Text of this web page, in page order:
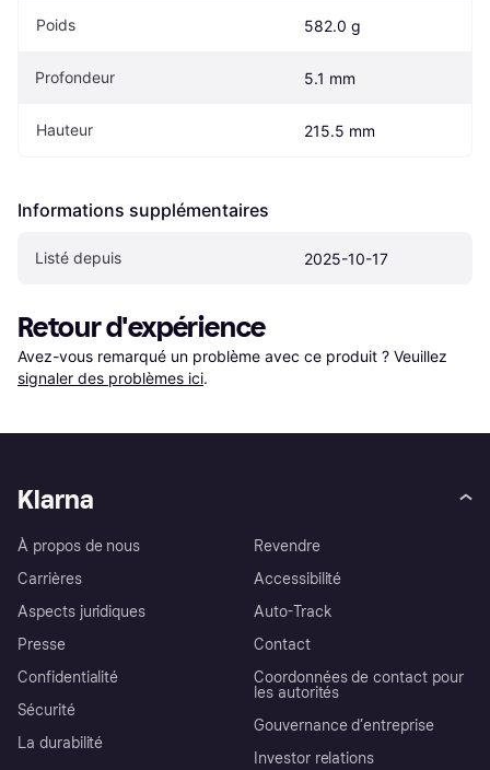
Poids 582.0 g
Profondeur 5.1 mm
Hauteur 215.5 mm
Informations supplémentaires
Listé depuis 2025-10-17
Retour d'expérience
Avez-vous remarqué un problème avec ce produit ? Veuillez
signaler des problèmes ici.
Klarna
À propos de nous
Carrières
Aspects juridiques
Presse
Confidentialité
Sécurité
La durabilité
Revendre
Accessibilité
Auto-Track
Contact
Coordonnées de contact pour
les autorités
Gouvernance d’entreprise
Investor relations